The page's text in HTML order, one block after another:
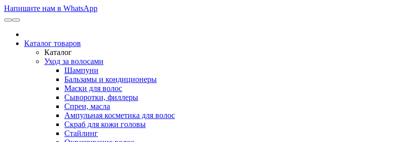
Напишите нам в WhatsApp
Каталог товаров
Каталог
Уход за волосами
Шампуни
Бальзамы и кондиционеры
Маски для волос
Сыворотки, филлеры
Спреи, масла
Ампульная косметика для волос
Скраб для кожи головы
Стайлинг